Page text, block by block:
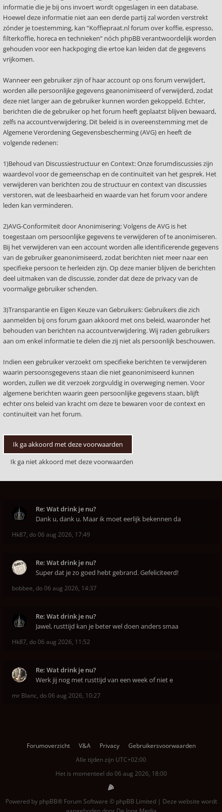
informatie die je bij ons invoert wordt opgeslagen in een database.
Hoewel deze informatie niet aan een derde partij zal worden verstrekt
zónder je toestemming, kan “Koffiepraat.nl forum over koffie, espresso,
filterkoffie, horeca en technieken” nóch phpBB verantwoordelijk worden
gehouden voor een hackpoging die ertoe kan leiden dat de gegevens
vrijkomen.
Wanneer een gebruiker zijn of haar account op ons forum verwijdert,
worden alle persoonlijke gegevens geanonimiseerd of verwijderd, zodat
deze niet langer aan de gebruiker kunnen worden gekoppeld. Echter,
berichten die de gebruiker op het forum heeft geplaatst blijven bewaard,
zelfs na accountverwijdering. Dit beleid is in overeenstemming met de
Algemene Verordening Gegevensbescherming (AVG) en heeft de
volgende redenen:
1)Behoud van Discussiestructuur en Context: Onze forumdiscussies zijn
waardevol voor de gemeenschap en de continuïteit van het gesprek. Het
verwijderen van berichten zou de structuur en context van discussies
verstoren, wat de leesbaarheid en waarde van het forum voor andere
leden kan verminderen.
2)AVG-Conformiteit door Anonimisering: Volgens de AVG is het
toegestaan om persoonlijke gegevens te verwijderen of te anonimiseren.
Bij het verwijderen van een account worden alle identificerende gegevens
van de gebruiker geanonimiseerd, zodat berichten niet meer naar een
specifieke persoon te herleiden zijn. Op deze manier blijven de berichten
deel uitmaken van de discussie, zonder dat deze de privacy van de
voormalige gebruiker schenden.
3)Transparantie en Eigen Keuze van Gebruikers: Gebruikers die zich
aanmelden bij ons forum gaan akkoord met ons beleid, waaronder het
behouden van berichten na accountverwijdering. Wij raden gebruikers
aan om enkel informatie te delen die zij niet als persoonlijk beschouwen.
Indien een gebruiker verzoekt om specifieke berichten te verwijderen
waarin persoonsgegevens staan die niet geanonimiseerd kunnen
worden, zullen we dit verzoek zorgvuldig in overweging nemen. Voor
algemene berichten waarin geen persoonlijke gegevens staan, blijft
echter ons beleid van kracht om deze te bewaren voor de context en
continuïteit van het forum.
Re: Wat drink je nu?
Dank u, dank u. Maar ik moet eerlijk bekennen da
Hk87, do 06 aug 2026, 17:49
Re: Wat drink je nu?
Super dat je zo goed hebt gebrand. Gefeliciteerd!
bobbee, do 06 aug 2026, 14:37
Re: Wat drink je nu?
Jawel, rusttijd kan je beter wel doen anders smaa
Hk87, do 06 aug 2026, 11:52
Re: Wat drink je nu?
Werk jij nog met rusttijd van een week of niet e
mr Blanc, do 06 aug 2026, 10:27
Forumoverzicht V&A Privacy
Gebruikersvoorwaarden
Alle tijden zijn UTC+02:00
Het is momenteel do 06 aug 2026, 18:00
Powered by phpBB® Forum Software © phpBB Limited | Deze website wordt